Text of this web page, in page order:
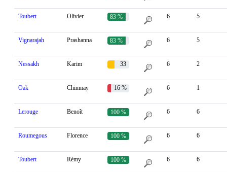
Toubert Olivier 83 % 6 5
Vignarajah Prashanna 83 % 6 5
Nessakh Karim
33
6 2
Oak Chinmay 16 % 6 1
Lerouge Benoît 100 % 6 6
Roumegous Florence 100 % 6 6
Toubert Rémy 100 % 6 6